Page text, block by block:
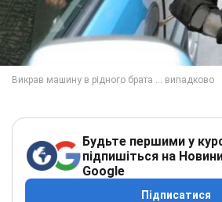
Будьте першими у
підпишіться на
Google
Підписатися